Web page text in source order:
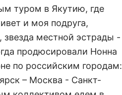
туром в Якутию, где
и моя подруга,
звезда местной эстрады -
продюсировали Нонна
по российским городам:
– Москва - Санкт-